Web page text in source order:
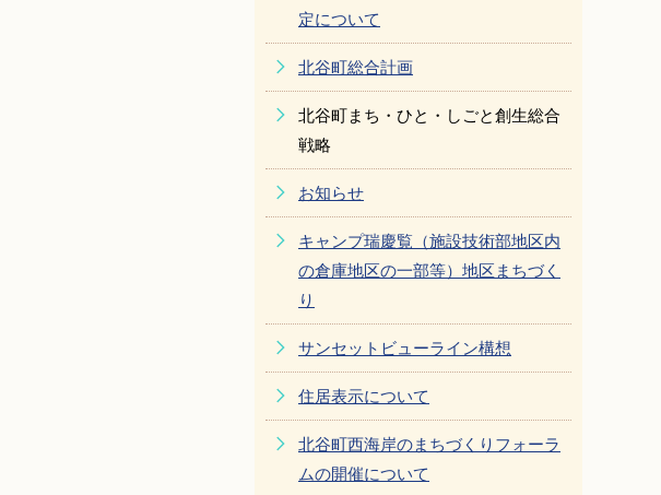
定について
北谷町総合計画
北谷町まち・ひと・しごと創生総合
戦略
お知らせ
キャンプ瑞慶覧（施設技術部地区内
の倉庫地区の一部等）地区まちづく
り
サンセットビューライン構想
住居表示について
北谷町西海岸のまちづくりフォーラ
ムの開催について